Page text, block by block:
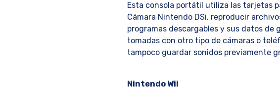
Esta consola portátil utiliza las tarjetas
Cámara Nintendo DSi, reproducir
programas descargables y sus datos
tomadas con otro tipo de cámaras o
tampoco guardar sonidos previamente
Nintendo Wii